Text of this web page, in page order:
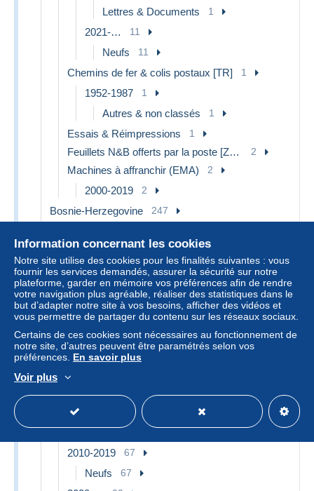
Lettres & Documents 1
2021-… 11
Neufs 11
Chemins de fer & colis postaux [TR] 1
1952-1987 1
Autres & non classés 1
Essais & Réimpressions 1
Feuillets N&B offerts par la poste [ZN & GC] 2
Machines à affranchir (EMA) 2
2000-2019 2
Bosnie-Herzegovine 247
1960-69 4
Neufs 4
1970-79 3
Neufs 3
1980-89
Neufs 5
2000-09
2010-2019 67
Neufs 67
Information concernant les cookies
Notre site utilise des cookies pour les finalités suivantes : vous
fournir les services demandés, assurer la sécurité sur notre
plateforme, garder en mémoire vos préférences afin de rendre
votre navigation plus agréable, réaliser des statistiques dans le
but d’adapter notre site à vos besoins, afficher des vidéos et
vous permettre de partager du contenu sur les réseaux sociaux.
Certains de ces cookies sont nécessaires au fonctionnement de
notre site, d’autres peuvent être paramétrés selon vos
préférences. En savoir plus
Voir plus